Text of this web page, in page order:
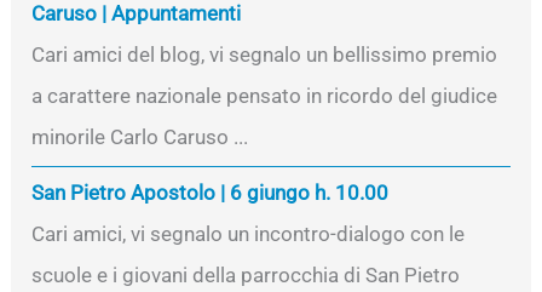
Caruso | Appuntamenti
Cari amici del blog, vi segnalo un bellissimo premio
a carattere nazionale pensato in ricordo del giudice
minorile Carlo Caruso ...
San Pietro Apostolo | 6 giungo h. 10.00
Cari amici, vi segnalo un incontro-dialogo con le
scuole e i giovani della parrocchia di San Pietro